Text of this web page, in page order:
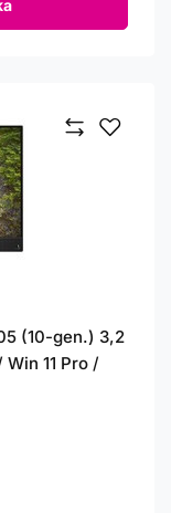
(10-gen.) 3,2
Win 11 Pro /